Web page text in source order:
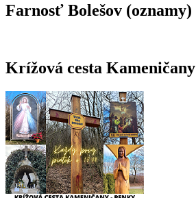
Farnosť Bolešov (oznamy)
Krížová cesta Kameničany